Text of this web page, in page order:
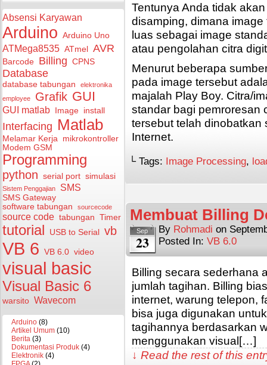
Absensi Karyawan
Arduino Arduino Uno
ATMega8535 ATmel AVR
Barcode Billing CPNS
Database
database tabungan
elektronika
employee
Grafik GUI
GUI matlab Image install
Interfacing Matlab
Melamar Kerja mikrokontroller
Modem GSM
Programming
python serial port simulasi
Sistem Penggajian SMS
SMS Gateway
software tabungan
sourcecode
source code tabungan Timer
tutorial USB to Serial vb
VB 6 VB 6.0 video
visual basic
Visual Basic 6
warsito Wavecom
Arduino (8)
Artikel Umum (10)
Berita (3)
Dokumentasi Produk (4)
Elektronik (4)
Tentunya Anda tidak
disamping, dimana
luas sebagai image
atau pengolahan citra
Menurut beberapa
pada image tersebut
majalah Play Boy. Citra/
standar bagi pemroresan
tersebut telah dinobatkan
Internet.
└ Tags: Image Processing,
Membuat Billing
Sep
23
By Rohmadi on
Posted In: VB 6.0
Billing secara sederhana
jumlah tagihan. Billing
internet, warung telepon,
bisa juga digunakan
tagihannya berdasarkan
menggunakan visual[…]
↓ Read the rest of this